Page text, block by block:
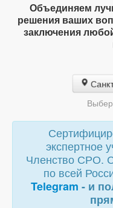
Объединяем
решения ваших
заключения
экспертное
Членство СРО.
по всей
Telegram - и